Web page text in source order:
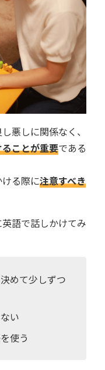
悪しに関係なく、
ことが重要である
る際に注意すべき
語で話しかけてみ
めて少しずつ
い
使う